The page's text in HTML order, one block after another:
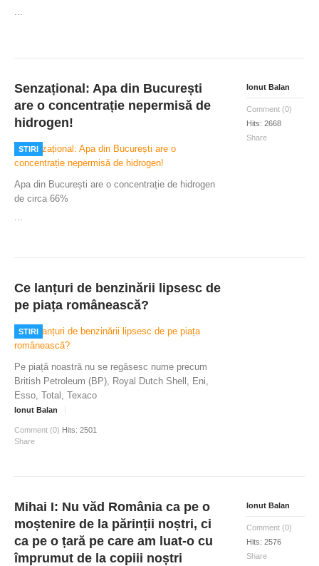
Senzațional: Apa din București
are o concentrație nepermisă de
hidrogen!
STIRI
Apa din București are o concentrație de hidrogen
de circa 66%
...
Ionut Balan
Comment (0)
Hits: 2668
Share
Ce lanțuri de benzinării lipsesc de
pe piața românească?
STIRI
Pe piață noastră nu se regăsesc nume precum
British Petroleum (BP), Royal Dutch Shell, Eni,
Esso, Total, Texaco
Ionut Balan
Comment (0) Hits: 2501
Share
Mihai I: Nu văd România ca pe o
moștenire de la părinții noștri, ci
ca pe o țară pe care am luat-o cu
împrumut de la copiii noștri
Ionut Balan
Comment (0)
Hits: 2576
Share